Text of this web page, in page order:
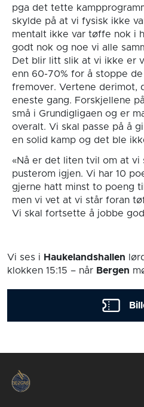
pga det tette
skylde på at vi fysisk ikke
mentalt ikke var tøffe nok i
godt nok og noe vi alle
Det blir litt slik at vi ikke er
enn 60-70% for å stoppe
fremover. Vertene derimot,
eneste gang. Forskjellene
små i Grundigligaen og er
overalt. Vi skal passe på å
en solid kamp og det ble
«Nå er det liten tvil om at
pusterom igjen. Vi har 10
gjerne hatt minst to poeng
men vi vet at vi står foran
Vi skal fortsette å jobbe
Vi ses i Haukelandshallen
klokken 15:15 – når Bergen